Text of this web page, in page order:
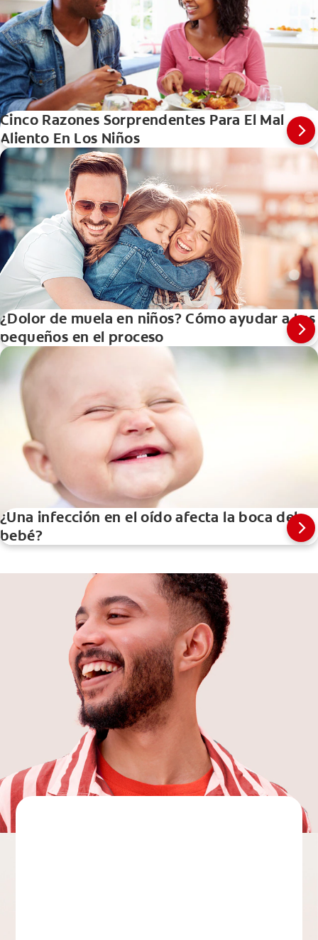
Cinco Razones Sorprendentes Para El Mal
Aliento En Los Niños
¿Dolor de muela en niños? Cómo ayudar a tus
pequeños en el proceso
¿Una infección en el oído afecta la boca del
bebé?